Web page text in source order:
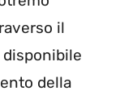
il
della